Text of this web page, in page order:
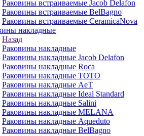
Раковины встраиваемые Jacob Delafon
Раковины встраиваемые BelBagno
Раковины встраиваемые CeramicaNova
накладные
Назад
Раковины накладные
Раковины накладные Jacob Delafon
Раковины накладные Roca
Раковины накладные TOTO
Раковины накладные AeT
Раковины накладные Ideal Standard
Раковины накладные Salini
Раковины накладные MELANA
Раковины накладные Aqueduto
Раковины накладные BelBagno